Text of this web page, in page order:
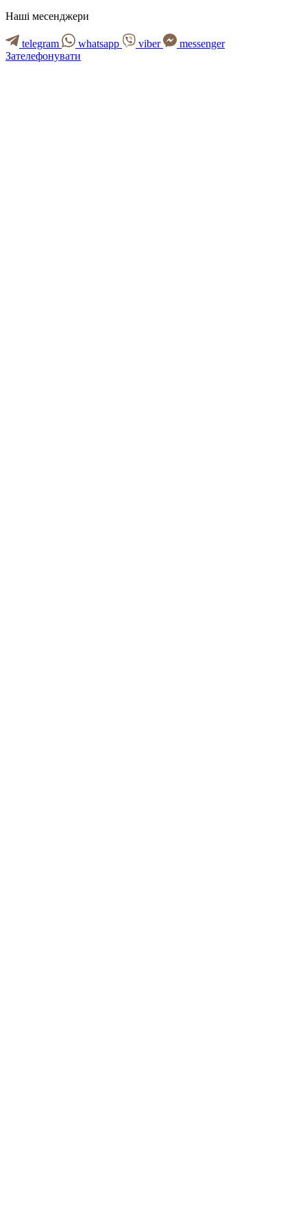
Наші месенджери
telegram whatsapp viber
messenger
Зателефонувати